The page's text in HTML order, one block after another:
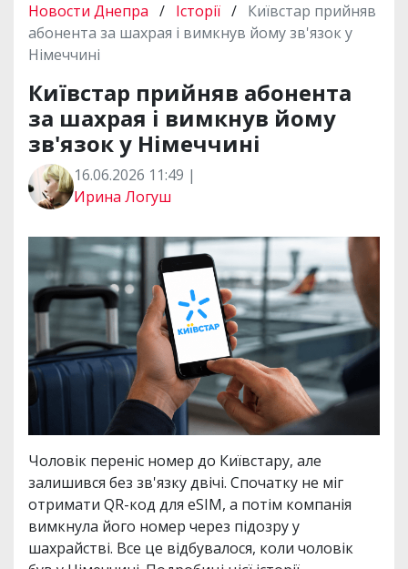
Новости Днепра / Історії / Київстар прийняв
абонента за шахрая і вимкнув йому зв'язок у
Німеччині
Київстар прийняв абонента
за шахрая і вимкнув йому
зв'язок у Німеччині
16.06.2026 11:49 |
Ирина Логуш
Чоловік переніс номер до Київстару, але
залишився без зв'язку двічі. Спочатку не міг
отримати QR-код для eSIM, а потім компанія
вимкнула його номер через підозру у
шахрайстві. Все це відбувалося, коли чоловік